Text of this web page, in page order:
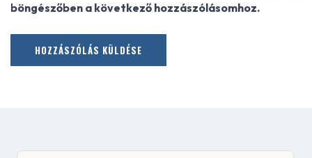
böngészőben a következő hozzászólásomhoz.